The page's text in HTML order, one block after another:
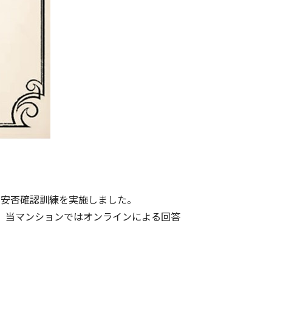
否確認訓練を実施しました。
マンションではオンラインによる回答